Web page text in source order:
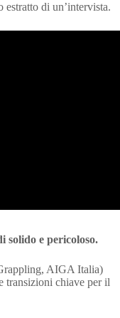
estratto di un’intervista.
solido e pericoloso.
AIGA Italia)
transizioni chiave per il